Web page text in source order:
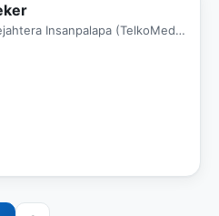
PT Sarana Usaha Sejahtera Insanpalapa (TelkoMedika)